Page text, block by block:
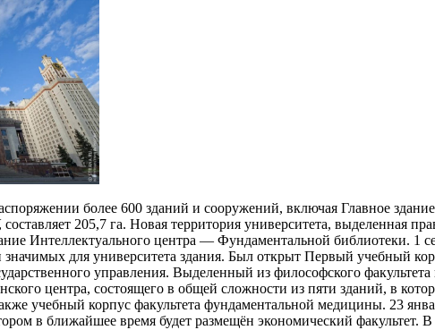
более 600 зданий и сооружений, включая Главное
205,7 га. Новая территория университета, выделенная
Интеллектуального центра — Фундаментальной
для университета здания. Был открыт Первый учебный
управления. Выделенный из философского
центра, состоящего в общей сложности из пяти зданий, в
учебный корпус факультета фундаментальной медицины. 23
в ближайшее время будет размещён экономический факультет.